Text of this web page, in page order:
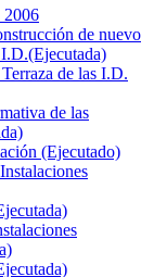
2006
de nuevo
de las I.D.
de las
(Ejecutado)